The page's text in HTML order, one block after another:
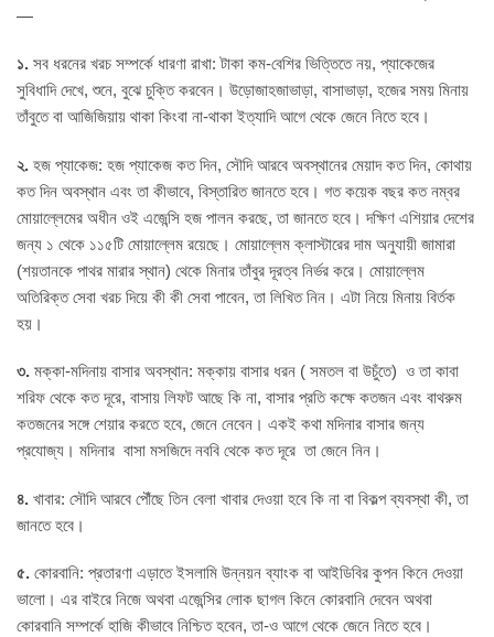
—
১. সব ধরনের খরচ সম্পর্কে ধারণা রাখা: টাকা কম-বেশির ভিত্তিতে নয়, প্যাকেজের
সুবিধাদি দেখে, শুনে, বুঝে চুক্তি করবেন। উড়োজাহজাভাড়া, বাসাভাড়া, হজের সময় মিনায়
তাঁবুতে বা আজিজিয়ায় থাকা কিংবা না-থাকা ইত্যাদি আগে থেকে জেনে নিতে হবে।
২. হজ প্যাকেজ: হজ প্যাকেজ কত দিন, সৌদি আরবে অবস্থানের মেয়াদ কত দিন, কোথায়
কত দিন অবস্থান এবং তা কীভাবে, বিস্তারিত জানতে হবে। গত কয়েক বছর কত নম্বর
মোয়াল্লেমের অধীন ওই এজেন্সি হজ পালন করছে, তা জানতে হবে। দক্ষিণ এশিয়ার দেশের
জন্য ১ থেকে ১১৫টি মোয়াল্লেম রয়েছে। মোয়াল্লেম ক্লাস্টারের দাম অনুযায়ী জামারা
(শয়তানকে পাথর মারার স্থান) থেকে মিনার তাঁবুর দূরত্ব নির্ভর করে। মোয়াল্লেম
অতিরিক্ত সেবা খরচ দিয়ে কী কী সেবা পাবেন, তা লিখিত নিন। এটা নিয়ে মিনায় বির্তক
হয়।
৩. মক্কা-মদিনায় বাসার অবস্থান: মক্কায় বাসার ধরন ( সমতল বা উচুঁতে) ও তা কাবা
শরিফ থেকে কত দূরে, বাসায় লিফট আছে কি না, বাসার প্রতি কক্ষে কতজন এবং বাথরুম
কতজনের সঙ্গে শেয়ার করতে হবে, জেনে নেবেন। একই কথা মদিনার বাসার জন্য
প্রযোজ্য। মদিনার বাসা মসজিদে নববি থেকে কত দূরে তা জেনে নিন।
৪. খাবার: সৌদি আরবে পৌঁছে তিন বেলা খাবার দেওয়া হবে কি না বা বিকল্প ব্যবস্থা কী, তা
জানতে হবে।
৫. কোরবানি: প্রতারণা এড়াতে ইসলামি উন্নয়ন ব্যাংক বা আইডিবির কুপন কিনে দেওয়া
ভালো। এর বাইরে নিজে অথবা এজেন্সির লোক ছাগল কিনে কোরবানি দেবেন অথবা
কোরবানি সম্পর্কে হাজি কীভাবে নিশ্চিত হবেন, তা-ও আগে থেকে জেনে নিতে হবে।